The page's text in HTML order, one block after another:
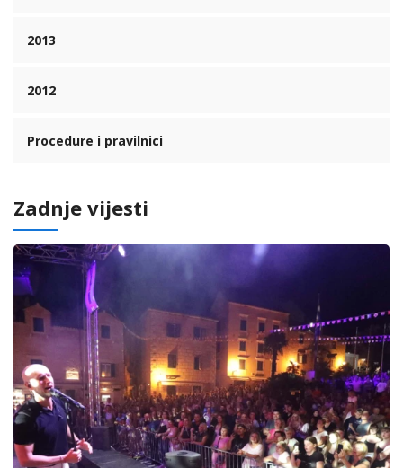
2013
2012
Procedure i pravilnici
Zadnje vijesti